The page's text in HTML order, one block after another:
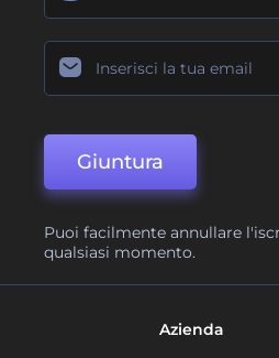
Giuntura
Puoi facilmente annullare
qualsiasi momento.
Azienda